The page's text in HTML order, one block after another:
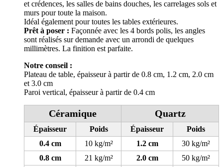
et crédences, les salles de bains douches, les carrelages sols et
murs pour toute la maison.
Idéal également pour toutes les tables extérieures.
Prêt à poser : Façonnée avec les 4 bords polis, les angles
sont réalisés sur demande avec un arrondi de quelques
millimètres. La finition est parfaite.
Notre conseil :
Plateau de table, épaisseur à partir de 0.8 cm, 1.2 cm, 2.0 cm
et 3.0 cm
Paroi vertical, épaisseur à partir de 0.4 cm
Céramique Quartz
Épaisseur Poids Épaisseur
Poids
0.4 cm
10 kg/m² 1.2 cm
30 kg/m²
0.8 cm
21 kg/m² 2.0 cm
50 kg/m²